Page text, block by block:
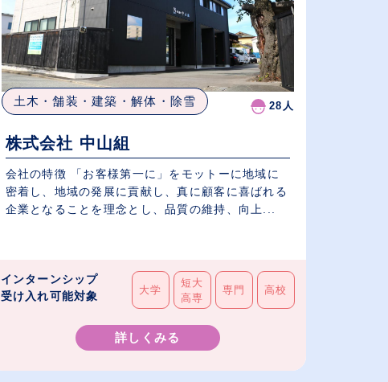
土木・舗装・建築・解体・除雪 28人
株式会社 中山組
会社の特徴 「お客様第一に」をモットーに地域に
密着し、地域の発展に貢献し、真に顧客に喜ばれる
企業となることを理念とし、品質の維持、向上...
インターンシップ
受け入れ可能対象
大学
短大
高専
専門 高校
詳しくみる